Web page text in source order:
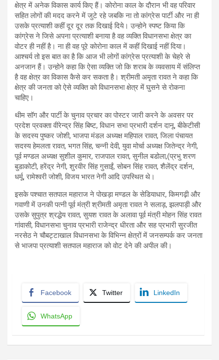
क्षेत्र में अनेक विकास कार्य किए हैं। कोरोना काल के दौरान भी वह परिवार
सहित लोगों की मदद करने में जुटे रहे जबकि ना तो कांग्रेस पार्टी और ना ही
उसके प्रत्याशी कहीं दूर दूर तक दिखाई दिये। उन्होने स्पष्ट किया कि
कांग्रेस ने जिसे अपना प्रत्याशी बनाया है वह व्यक्ति विधानसभा क्षेत्र का
वोटर ही नहीं है। ना ही वह पूरे कोरोना काल में कहीं दिखाई नहीं दिया।
आश्चर्य तो इस बात का है कि आज भी लोगों कांग्रेस प्रत्याशी के चेहरे से
अनजान हैं। उन्होने कहा कि ऐसा व्यक्ति जो कि शराब के व्यवसाय में संलिप्त
है वह क्षेत्र का विकास कैसे कर सकता है। श्रीमती अमृता रावत ने कहा कि
क्षेत्र की जनता को ऐसे व्यक्ति को विधानसभा क्षेत्र में घुसने से रोकना
चाहिए।
थीम सॉग और पार्टी के चुनाव प्रचार का पोस्टर जारी करने के अवसर पर
प्रदेश प्रवक्ता वीरेन्द्र सिंह बिष्ट, विधान सभा प्रभारी दर्शन दानू, बीकेटीसी
के सदस्य पुष्कर जोशी, भाजपा मंडल अध्यक्ष महिपाल रावत, जिला पंचायत
सदस्य हेमलता रावत, भगत सिंह, चन्नी देवी, युवा मोर्चा अध्यक्ष जितेन्द्र नेगी,
पूर्व मण्डल अध्यक्ष सुशील कुमार, राजपाल रावत, सुनील बडोला,(प्रभु शरण
बुडाकोटी, हरेंद्र नेगी, शुरवीर सिंह गुसाईं, सोबन सिंह रावत, शैलेंद्र दर्शन,
धर्मू, रामेश्वरी जोशी, विजय भारत नेगी आदि उपस्थित थे।
इसके पश्चात सतपाल महाराज ने पोखड़ा मण्डल के सेडियाधार, किमगढ़ी और
गवाणी में उनकी पत्नी पूर्व मंत्री श्रीमती अमृता रावत ने सलाड़, झलपाड़ी और
उसके सुपुत्र श्रद्धेय रावत, सुयश रावत के अलावा पूर्व मंत्री मोहन सिंह रावत
गांवासी, विधानसभा चुनाव प्रभारी राजेन्द्र धीरता और सह प्रभारी सुरजीत
नरसेठ ने चौबट्टाखाल विधानसभा के विभिन्न क्षेत्रों में जनसम्पर्क कर जनता
से भाजपा प्रत्याशी सतपाल महाराज को वोट देने की अपील की।
Facebook Twitter LinkedIn
WhatsApp